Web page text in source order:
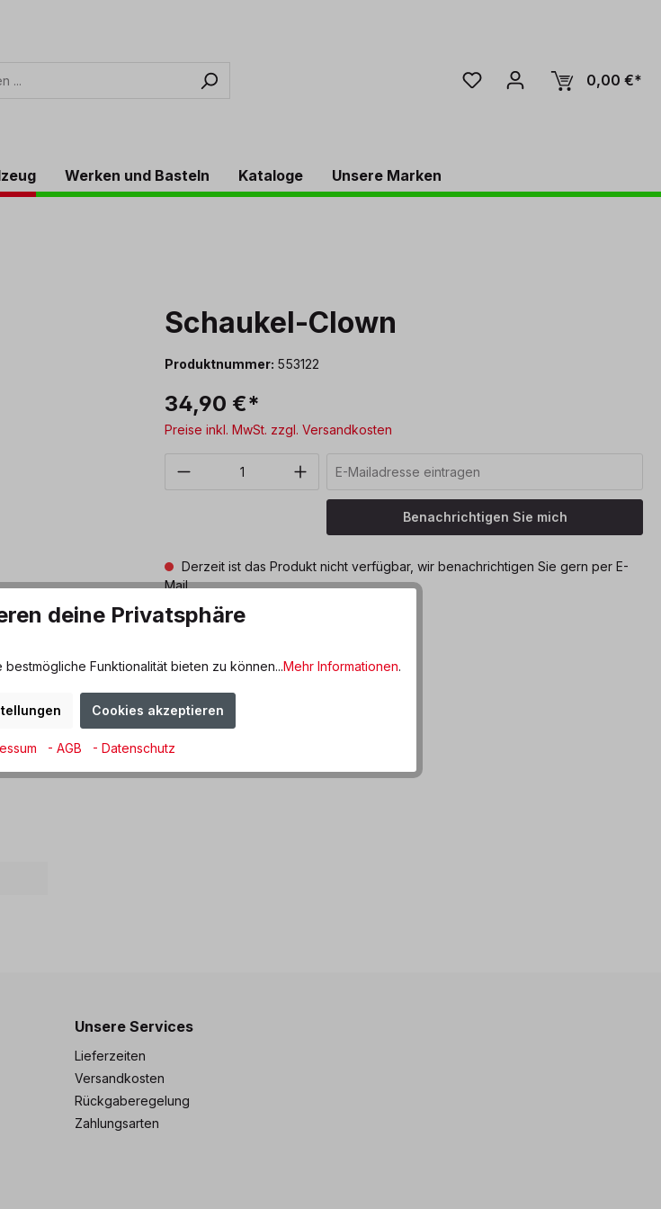
0,00 €*
Werken und Basteln Kataloge Unsere Marken
Schaukel-Clown
Produktnummer: 553122
34,90 €*
Preise inkl. MwSt. zzgl. Versandkosten
Benachrichtigen Sie mich
Derzeit ist das Produkt nicht verfügbar, wir benachrichtigen Sie gern per E-
Mail
Zum Merkzettel hinzufügen
Unsere Services
Lieferzeiten
Versandkosten
Rückgaberegelung
Zahlungsarten
deine Privatsphäre
Funktionalität bieten zu können...Mehr Informationen.
Cookies akzeptieren
- AGB - Datenschutz